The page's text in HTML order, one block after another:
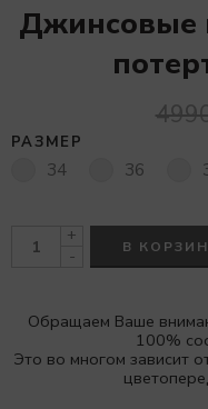
Джинсовые
РАЗМЕР
34 36
+
-
В
Обращаем Ваше
100%
Это во многом зависит